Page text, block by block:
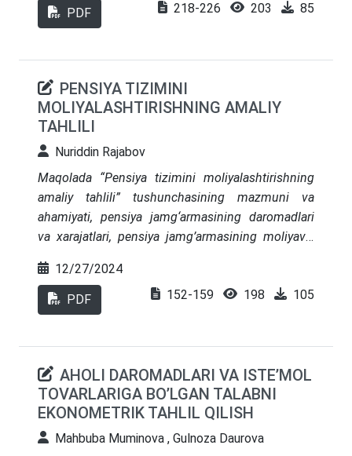
tijorat banklari faoliyati statistik maʼlumotlar
asosida tahlil qilinib, banklarning mulkchilik
xususiy va xorijiy banklarga nisbatan past boʻlishi
aniqlangan boʻlsa-da, xususiy banklar eng yuqori
darajadagi samaradorlikni namoyish etgan.
Bundan tashqari, bank faoliyatidagi beqarorlik va
koʻrsatgani qayd etilgan. Tadqiqot natijalari tijorat
banklari faoliyatini yaxshilash va resurslardan
samarali foydalanish boʻyicha amaliy tavsiyalarni
ilgari suradi.
PDF 218-226 203 85
PENSIYA TIZIMINI
MOLIYALASHTIRISHNING AMALIY
TAHLILI
Nuriddin Rajabov
Maqolada “Pensiya tizimini moliyalashtirishning
amaliy tahlili” tushunchasining mazmuni va
ahamiyati, pensiya jamg‘armasining daromadlari
va xarajatlari, pensiya jamg’armasining moliyaviy
demografik, iqtisodiy, ijtimoiy omillar, davlat
pensiya ta’minoti, jamg’arib boriladigan pensiya
ta’minoti, xususiy pensiya ta’minoti,
12/27/2024
PDF 152-159 198 105
AHOLI DAROMADLARI VA ISTE’MOL
TOVARLARIGA BO’LGAN TALABNI
EKONOMETRIK TAHLIL QILISH
Mahbuba Muminova , Gulnoza Daurova